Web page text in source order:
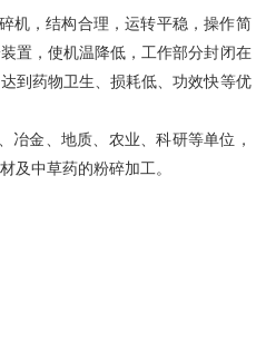
机，结构合理，运转平稳，操作简
置，使机温降低，工作部分封闭在
到药物卫生、损耗低、功效快等优
冶金、地质、农业、科研等单位，
及中草药的粉碎加工。